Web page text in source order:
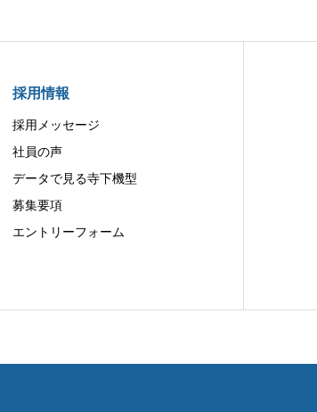
採用情報
採用メッセージ
社員の声
データで見る寺下機型
募集要項
エントリーフォーム